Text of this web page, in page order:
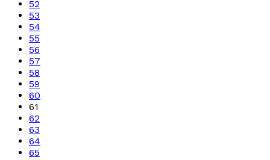
52
53
54
55
56
57
58
59
60
61
62
63
64
65